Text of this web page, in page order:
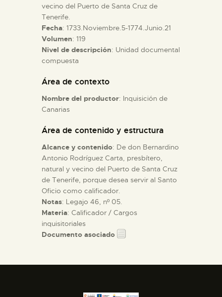
EL MUSEO
COLECCIONES
ESPAÑOL
vecino del Puerto de Santa Cruz de
Tenerife.
Fecha: 1733.Noviembre.5-1774.Junio.21
Volumen: 119
Nivel de descripción: Unidad documental
compuesta
Área de contexto
Nombre del productor: Inquisición de
Canarias
Área de contenido y estructura
Alcance y contenido: De don Bernardino
Antonio Rodríguez Carta, presbítero,
natural y vecino del Puerto de Santa Cruz
de Tenerife, porque desea servir al Santo
Oficio como calificador.
Notas: Legajo 46, nº 05.
Materia: Calificador / Cargos
inquisitoriales
Documento asociado